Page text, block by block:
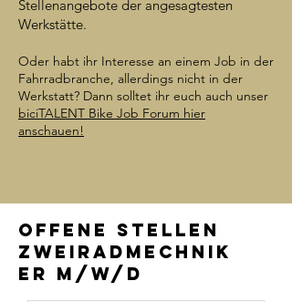
Stellenangebote der angesagtesten
Werkstätte.
Oder habt ihr Interesse an einem Job in der
Fahrradbranche, allerdings nicht in der
Werkstatt? Dann solltet ihr euch auch unser
biciTALENT Bike Job Forum hier
anschauen!
OFFENE STELLEN
Zweiradmechnik
er m/w/d